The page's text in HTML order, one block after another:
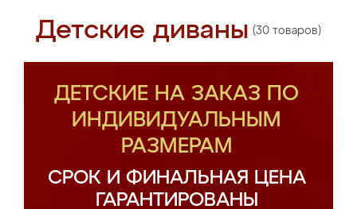
Детские диваны (30 товаров)
ДЕТСКИЕ НА ЗАКАЗ ПО
ИНДИВИДУАЛЬНЫМ
РАЗМЕРАМ
СРОК И ФИНАЛЬНАЯ ЦЕНА
ГАРАНТИРОВАНЫ